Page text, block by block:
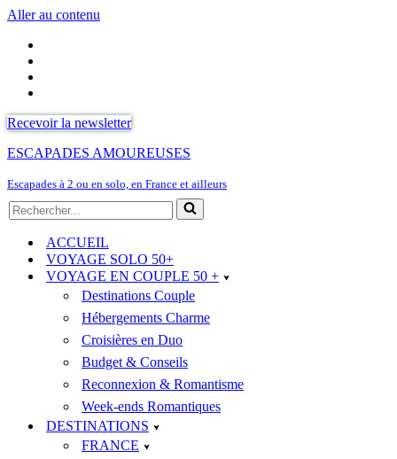
Aller au contenu
Recevoir la newsletter
ESCAPADES AMOUREUSES
Escapades à 2 ou en solo, en France et ailleurs
Rechercher...
ACCUEIL
VOYAGE SOLO 50+
VOYAGE EN COUPLE 50 +
Destinations Couple
Hébergements Charme
Croisières en Duo
Budget & Conseils
Reconnexion & Romantisme
Week-ends Romantiques
DESTINATIONS
FRANCE